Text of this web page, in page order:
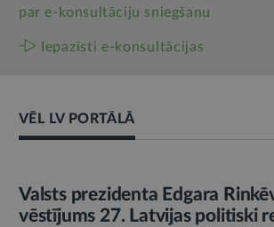
par e‑konsultāciju sniegšanu
Iepazīsti e-konsultācijas
VĒL LV PORTĀLĀ
AMATPERSONAS RUNA
Valsts prezidenta Edgara
vēstījums 27. Latvijas politiski